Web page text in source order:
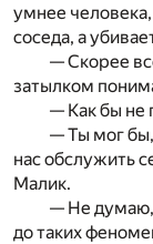
умнее человека,
соседа, а
— Скорее
затылком
— Как бы не
— Ты мог бы,
нас обслужить
Малик.
— Не думаю,
до таких